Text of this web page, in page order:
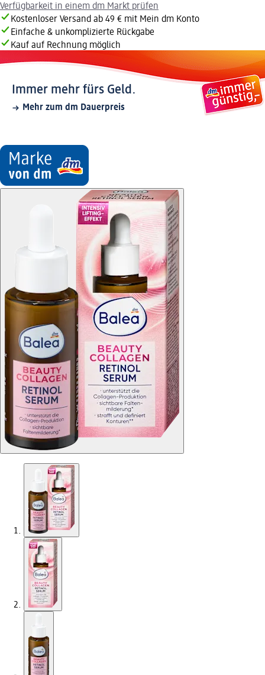
Verfügbarkeit in einem dm Markt prüfen
Kostenloser Versand ab 49 € mit Mein dm Konto
Einfache & unkomplizierte Rückgabe
Kauf auf Rechnung möglich
Immer mehr fürs Geld.
Mehr zum dm Dauerpreis